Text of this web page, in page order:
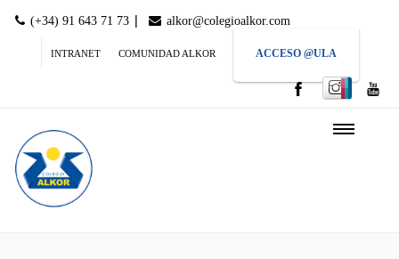
(+34) 91 643 71 73 | alkor@colegioalkor.com
INTRANET COMUNIDAD ALKOR ACCESO @ULA